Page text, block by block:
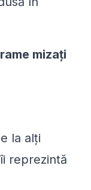
mizați
la alți
reprezintă